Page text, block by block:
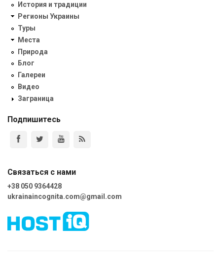
История и традиции
Регионы Украины
Туры
Места
Природа
Блог
Галереи
Видео
Заграница
Подпишитесь
Связаться с нами
+38 050 9364428
ukrainaincognita.com@gmail.com